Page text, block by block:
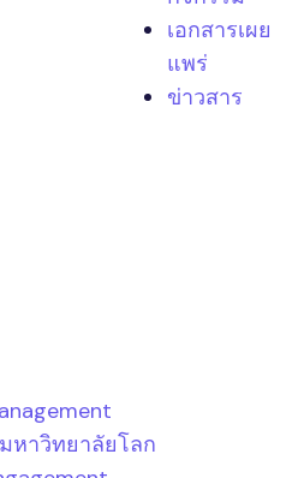
เอกสารเผย
แพร่
ข่าวสาร
หาวิทยาลัยโลก